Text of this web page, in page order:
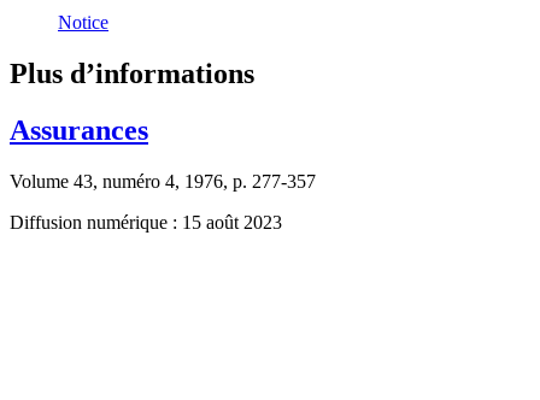
Notice
Plus d’informations
Assurances
Volume 43, numéro 4, 1976, p. 277-357
Diffusion numérique : 15 août 2023